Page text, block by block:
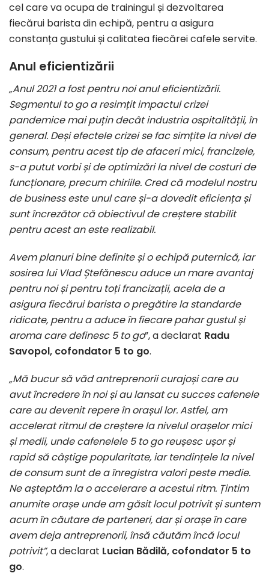
cel care va ocupa de trainingul și dezvoltarea
fiecărui barista din echipă, pentru a asigura
constanța gustului și calitatea fiecărei cafele servite.
Anul eficientizării
„Anul 2021 a fost pentru noi anul eficientizării.
Segmentul to go a resimțit impactul crizei
pandemice mai puțin decât industria ospitalității, în
general. Deși efectele crizei se fac simțite la nivel de
consum, pentru acest tip de afaceri mici, francizele,
s-a putut vorbi și de optimizări la nivel de costuri de
funcționare, precum chiriile. Cred că modelul nostru
de business este unul care și-a dovedit eficiența și
sunt încrezător că obiectivul de creștere stabilit
pentru acest an este realizabil.
Avem planuri bine definite și o echipă puternică, iar
sosirea lui Vlad Ștefănescu aduce un mare avantaj
pentru noi și pentru toți francizații, acela de a
asigura fiecărui barista o pregătire la standarde
ridicate, pentru a aduce în fiecare pahar gustul și
aroma care definesc 5 to go”, a declarat Radu
Savopol, cofondator 5 to go.
„Mă bucur să văd antreprenorii curajoși care au
avut încredere în noi și au lansat cu succes cafenele
care au devenit repere în orașul lor. Astfel, am
accelerat ritmul de creștere la nivelul orașelor mici
și medii, unde cafenelele 5 to go reușesc ușor și
rapid să câștige popularitate, iar tendințele la nivel
de consum sunt de a înregistra valori peste medie.
Ne așteptăm la o accelerare a acestui ritm. Țintim
anumite orașe unde am găsit locul potrivit și suntem
acum în căutare de parteneri, dar și orașe în care
avem deja antreprenorii, însă căutăm încă locul
potrivit”, a declarat Lucian Bădilă, cofondator 5 to
go.